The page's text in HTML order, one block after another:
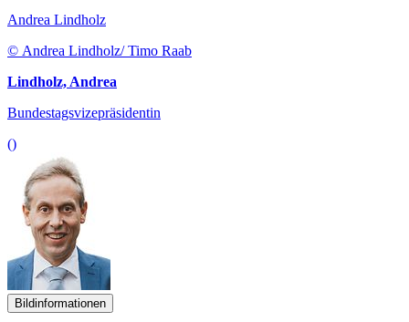
Andrea Lindholz
© Andrea Lindholz/ Timo Raab
Lindholz, Andrea
Bundestagsvizepräsidentin
()
Bildinformationen